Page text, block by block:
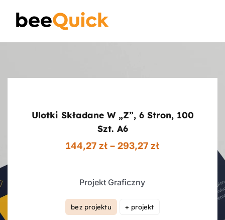
content
Banery Reklamowe
Plakaty
Ulotki Składane W „z”, 6 Stron, 100
Szt. A6
144,27 zł – 293,27 złZakres
Projekt Graficzny
bez projektu + projekt